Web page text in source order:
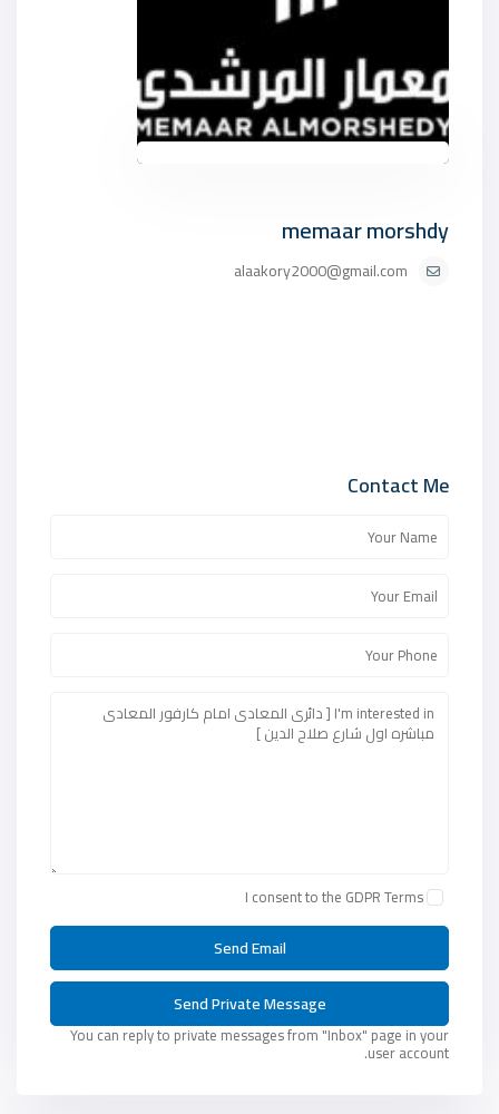
memaar morshdy
alaakory2000@gmail.com
Contact Me
I consent to the GDPR Terms
You can reply to private messages from "Inbox" page in your
user account.